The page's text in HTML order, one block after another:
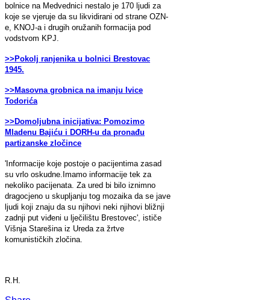
bolnice na Medvednici nestalo je 170 ljudi za
koje se vjeruje da su likvidirani od strane OZN-
e, KNOJ-a i drugih oružanih formacija pod
vodstvom KPJ.
>>Pokolj ranjenika u bolnici Brestovac
1945.
>>Masovna grobnica na imanju Ivice
Todorića
>>Domoljubna inicijativa: Pomozimo
Mladenu Bajiću i DORH-u da pronađu
partizanske zločince
'Informacije koje postoje o pacijentima zasad
su vrlo oskudne.Imamo informacije tek za
nekoliko pacijenata. Za ured bi bilo iznimno
dragocjeno u skupljanju tog mozaika da se jave
ljudi koji znaju da su njihovi neki njihovi bližnji
zadnji put viđeni u lječilištu Brestovec', ističe
Višnja Starešina iz Ureda za žrtve
komunističkih zločina.
R.H.